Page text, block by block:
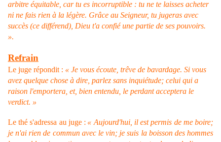
arbitre équitable, car tu es incorruptible : tu ne te laisses acheter
ni ne fais rien à la légère. Grâce au Seigneur, tu jugeras avec
succès (ce différend), Dieu t'a confié une partie de ses pouvoirs.
».
Refrain
Le juge répondit : « Je vous écoute, trêve de bavardage. Si vous
avez quelque chose à dire, parlez sans inquiétude; celui qui a
raison l'emportera, et, bien entendu, le perdant acceptera le
verdict. »
Le thé s'adressa au juge : « Aujourd'hui, il est permis de me boire;
je n'ai rien de commun avec le vin; je suis la boisson des hommes